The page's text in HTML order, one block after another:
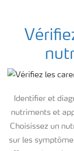
Identifier et
nutriments et
Choisissez un
sur les